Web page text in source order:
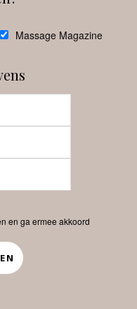
Massage Magazine
en ga ermee akkoord